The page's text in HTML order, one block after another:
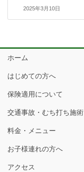
2025年3月10日
ホーム
はじめての方へ
保険適用について
交通事故・むち打ち施術
料金・メニュー
お子様連れの方へ
アクセス